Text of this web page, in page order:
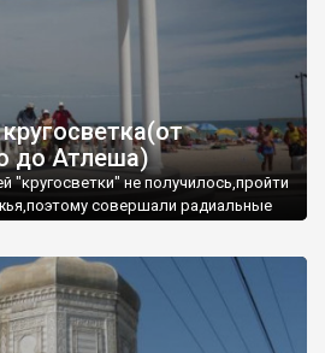
до Атлеша)
"кругосветки" не получилось,пройти
совершали радиальные